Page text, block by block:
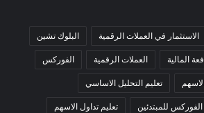
الاستثمار في العملات الرقمية البلوك تشين
المالية العملات الرقمية الفوركس
تعليم التحليل الاساسي
الفوركس للمبتدئين تعليم تداول الاسهم